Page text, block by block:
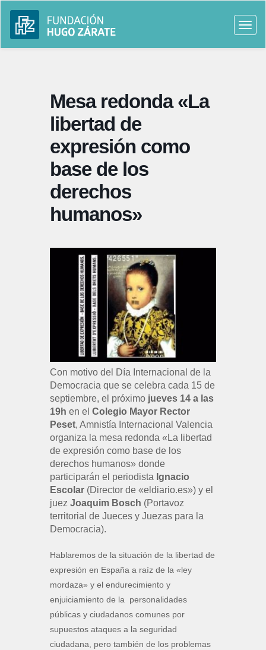
Mesa redonda «La
libertad de
expresión como
base de los
derechos
humanos»
Con motivo del Día Internacional de la
Democracia que se celebra cada 15 de
septiembre, el próximo jueves 14 a las
19h en el Colegio Mayor Rector
Peset, Amnistía Internacional Valencia
organiza la mesa redonda «La libertad
de expresión como base de los
derechos humanos» donde
participarán el periodista Ignacio
Escolar (Director de «eldiario.es») y el
juez Joaquim Bosch (Portavoz
territorial de Jueces y Juezas para la
Democracia).
Hablaremos de la situación de la libertad de
expresión en España a raíz de la «ley
mordaza» y el endurecimiento y
enjuiciamiento de la personalidades
públicas y ciudadanos comunes por
supuestos ataques a la seguridad
ciudadana, pero también de los problemas